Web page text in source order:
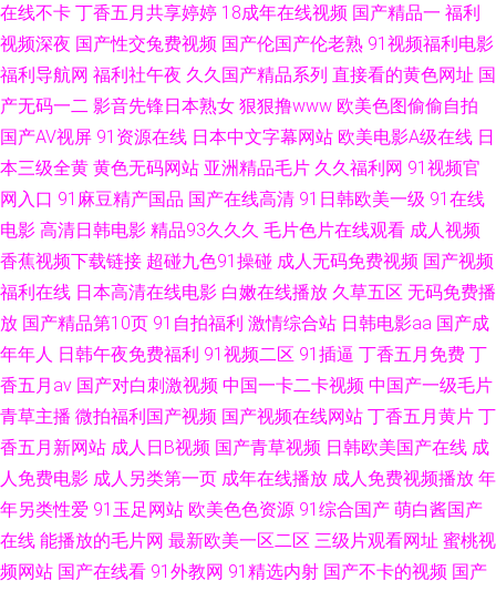
站 东京影院热 黄色厂库 91看片下载 欧美另类视频 www伊人淫淫 国产五码
豆花一区 狠狠撸无码 国产欧美日韩在线观看 欧美性18 日少妇B 欧美久草在
线 日本黄色片 成年人看的视频 国产无毛 国产色91 国产精品九九九小视频
在线不卡 丁香五月共享婷婷 18成年在线视频 国产精品一 福利
视频深夜 国产性交兔费视频 国产伦国产伦老熟 91视频福利电影
福利导航网 福利社午夜 久久国产精品系列 直接看的黄色网址 国
产无码一二 影音先锋日本熟女 狠狠撸www 欧美色图偷偷自拍
国产AV视屏 91资源在线 日本中文字幕网站 欧美电影A级在线 日
本三级全黄 黄色无码网站 亚洲精品毛片 久久福利网 91视频官
网入口 91麻豆精产国品 国产在线高清 91日韩欧美一级 91在线
电影 高清日韩电影 精品93久久久 毛片色片在线观看 成人视频
香蕉视频下载链接 超碰九色91操碰 成人无码免费视频 国产视频
福利在线 日本高清在线电影 白嫩在线播放 久草五区 无码免费播
放 国产精品第10页 91自拍福利 激情综合站 日韩电影aa 国产成
年年人 日韩午夜免费福利 91视频二区 91插逼 丁香五月免费 丁
香五月av 国产对白刺激视频 中国一卡二卡视频 中国产一级毛片
青草主播 微拍福利国产视频 国产视频在线网站 丁香五月黄片 丁
香五月新网站 成人日B视频 国产青草视频 日韩欧美国产在线 成
人免费电影 成人另类第一页 成年在线播放 成人免费视频播放 年
年另类性爱 91玉足网站 欧美色色资源 91综合国产 萌白酱国产
在线 能播放的毛片网 最新欧美一区二区 三级片观看网址 蜜桃视
频网站 国产在线看 91外教网 91精选内射 国产不卡的视频 国产